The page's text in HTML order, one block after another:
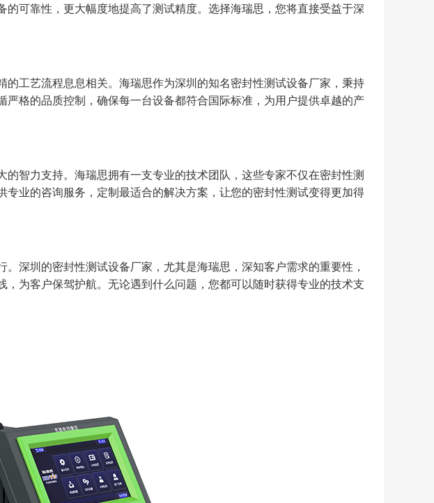
可靠性，更大幅度地提高了测试精度。选择海瑞思，您将直接受益于深
工艺流程息息相关。海瑞思作为深圳的知名密封性测试设备厂家，秉持
格的品质控制，确保每一台设备都符合国际标准，为用户提供卓越的产
智力支持。海瑞思拥有一支专业的技术团队，这些专家不仅在密封性测
业的咨询服务，定制最适合的解决方案，让您的密封性测试变得更加得
深圳的密封性测试设备厂家，尤其是海瑞思，深知客户需求的重要性，
为客户保驾护航。无论遇到什么问题，您都可以随时获得专业的技术支